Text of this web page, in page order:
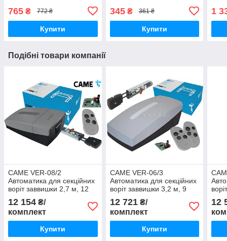
765 ₴ 772 ₴
Купити
345₴ 361 ₴
Купити
1
Подібні товари компанії
CAME VER-08/2
Автоматика для секційних
воріт заввишки 2,7 м, 12
12 154 ₴/
комплект
Купити
CAME VER-06/3
Автоматика для секційних
воріт заввишки 3,2 м, 9
12 721₴/
комплект
Купити
12